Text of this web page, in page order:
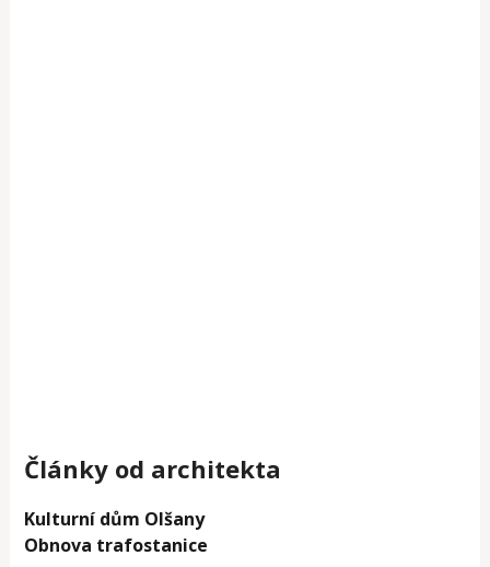
Články od architekta
Kulturní dům Olšany
Obnova trafostanice